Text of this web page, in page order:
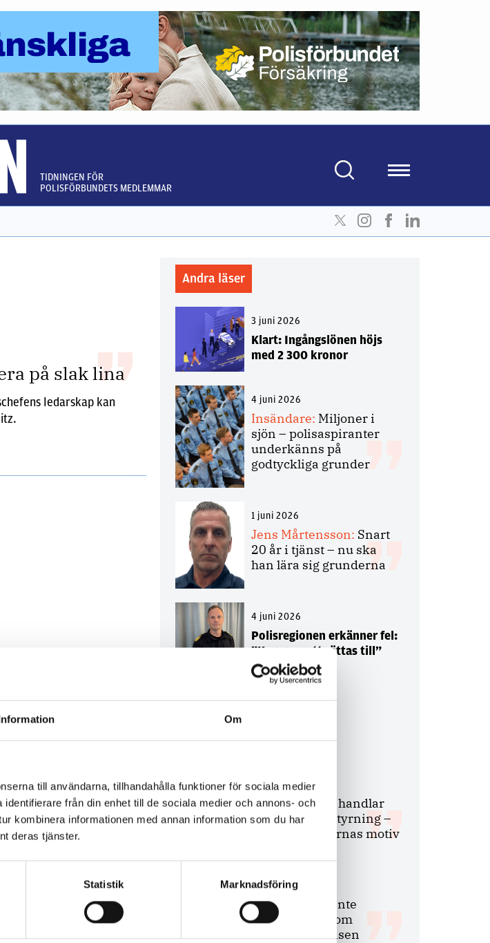
Om
till användarna, tillhandahålla funktioner för sociala medier
från din enhet till de sociala medier och annons- och
kombinera informationen med annan information som du har
deras tjänster.
Statistik Marknadsföring
TIDNINGEN FÖR
POLISFÖRBUNDETS MEDLEMMAR
på slak lina
ledarskap kan
Andra läser
3 juni 2026
Klart: Ingångslönen höjs
med 2 300 kronor
4 juni 2026
Insändare: Miljoner i
sjön – polisaspiranter
underkänns på
godtyckliga grunder
1 juni 2026
Jens Mårtensson: Snart
20 år i tjänst – nu ska
han lära sig grunderna
4 juni 2026
Polisregionen erkänner fel:
”Kommer att rättas till”
Debatt
9 juli 2026
Slutreplik:Det handlar
om kunskapsstyrning –
inte om forskarnas motiv
8 juli 2026
Replik:
Det är inte
evidenskrav som
bakbinder polisen